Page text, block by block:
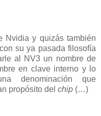
Nvidia y quizás también
su ya pasada filosofía
al NV3 un nombre de
en clave interno y lo
denominación que
propósito del chip (…)